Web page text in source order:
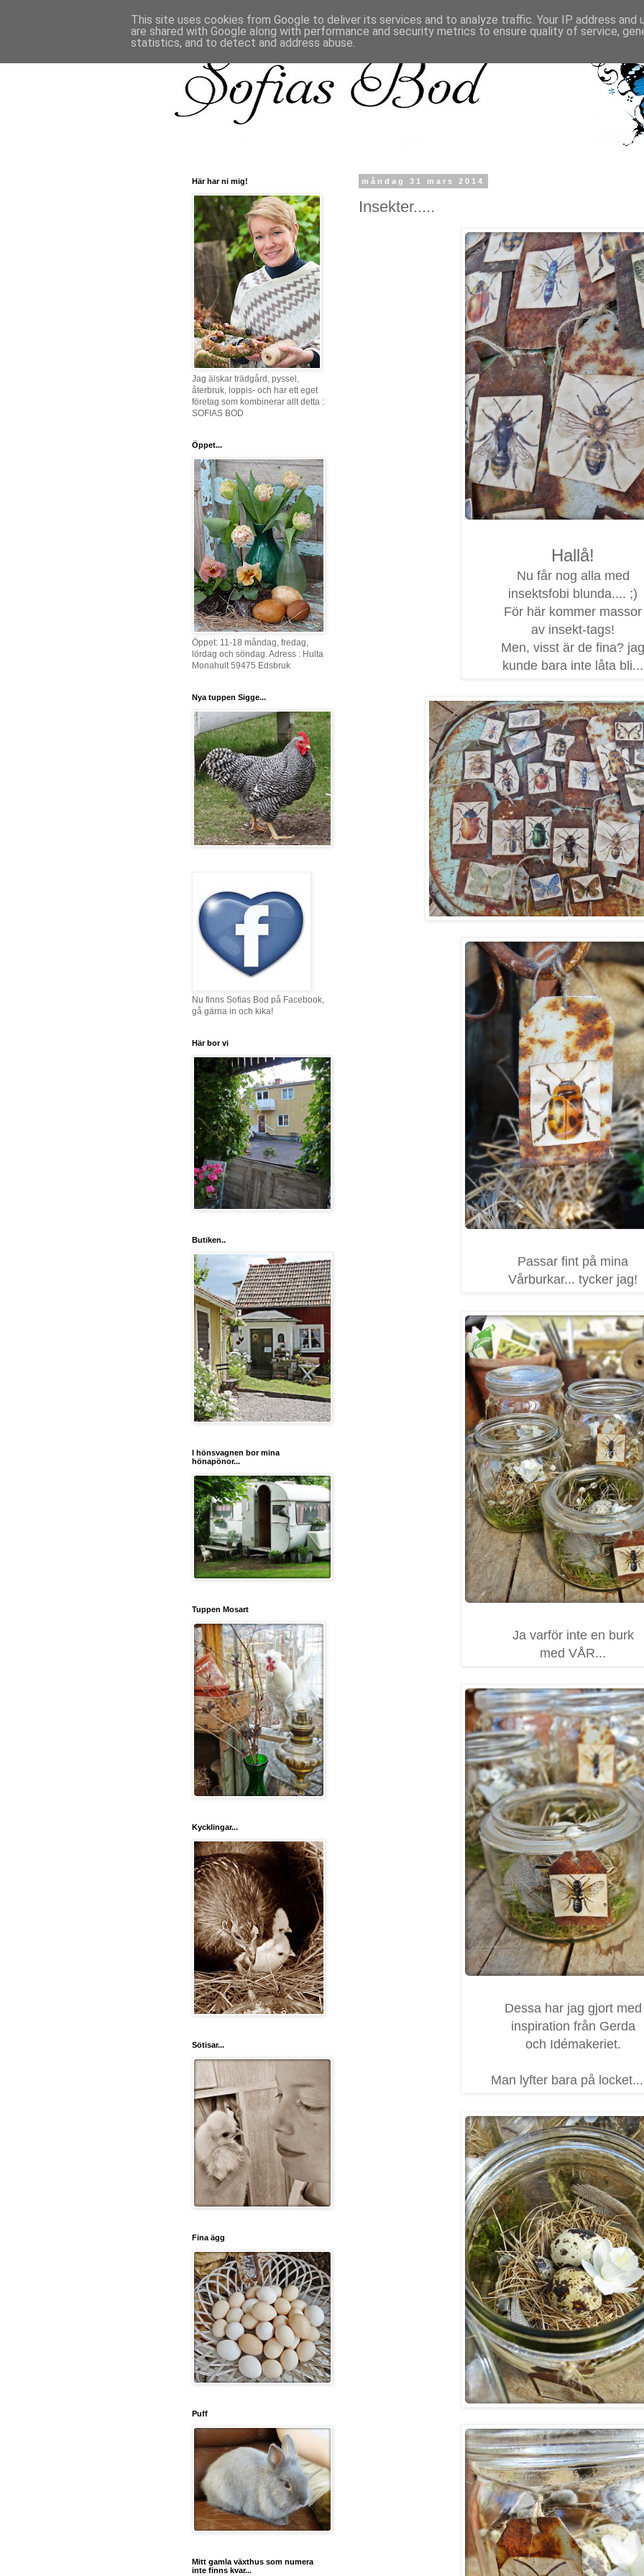
måndag 31 mars 2014
Insekter.....
Hallå!
Nu får nog alla med
insektsfobi blunda.... ;)
För här kommer massor
av insekt-tags!
Men, visst är de fina? jag
kunde bara inte låta bli...
Passar fint på mina
Vårburkar... tycker jag!
Ja varför inte en burk
med VÅR...
Dessa har jag gjort med
inspiration från Gerda
och Idémakeriet.
Man lyfter bara på
Här har ni mig!
Jag älskar trädgård, pyssel,
återbruk, loppis- och har ett eget
företag som kombinerar allt detta :
SOFIAS BOD
Öppet...
Öppet: 11-18 måndag, fredag,
lördag och söndag. Adress : Hulta
Monahult 59475 Edsbruk
Nya tuppen Sigge...
Nu finns Sofias Bod på Facebook,
gå gärna in och kika!
Här bor vi
Butiken..
I hönsvagnen bor mina
hönapönor...
Tuppen Mosart
Kycklingar...
Sötisar...
Fina ägg
Puff
Mitt gamla växthus som numera
inte finns kvar...
This site uses cookies from Google to deliver its services and to analyze traffic. Your IP address and
are shared with Google along with performance and security metrics to ensure quality of service,
statistics, and to detect and address abuse.